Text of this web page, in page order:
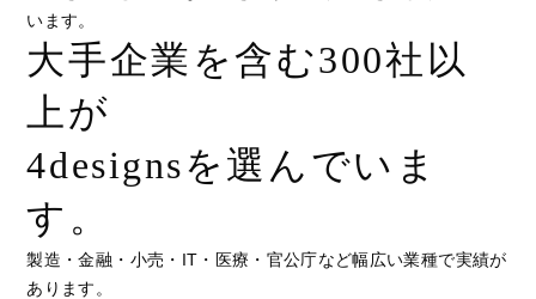
います。
大手企業を含む300社以
上が
4designsを選んでいま
す。
製造・金融・小売・IT・医療・官公庁など幅広い業種で実績が
あります。